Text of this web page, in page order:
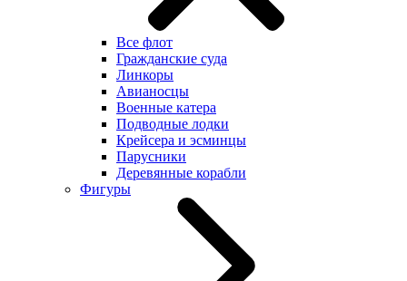
Все флот
Гражданские суда
Линкоры
Авианосцы
Военные катера
Подводные лодки
Крейсера и эсминцы
Парусники
Деревянные корабли
Фигуры